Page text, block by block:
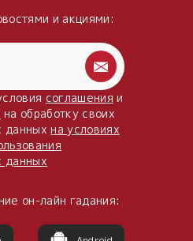
и акциями:
соглашения и
на обработку своих
данныхна условиях
данных
он-лайн гадания: